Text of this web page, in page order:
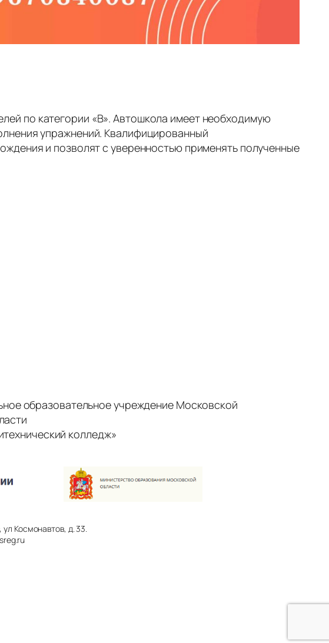
по категории «В». Автошкола имеет необходимую
упражнений. Квалифицированный
и позволят с уверенностью применять полученные
образовательное учреждение Московской
колледж»
Космонавтов, д. 33.